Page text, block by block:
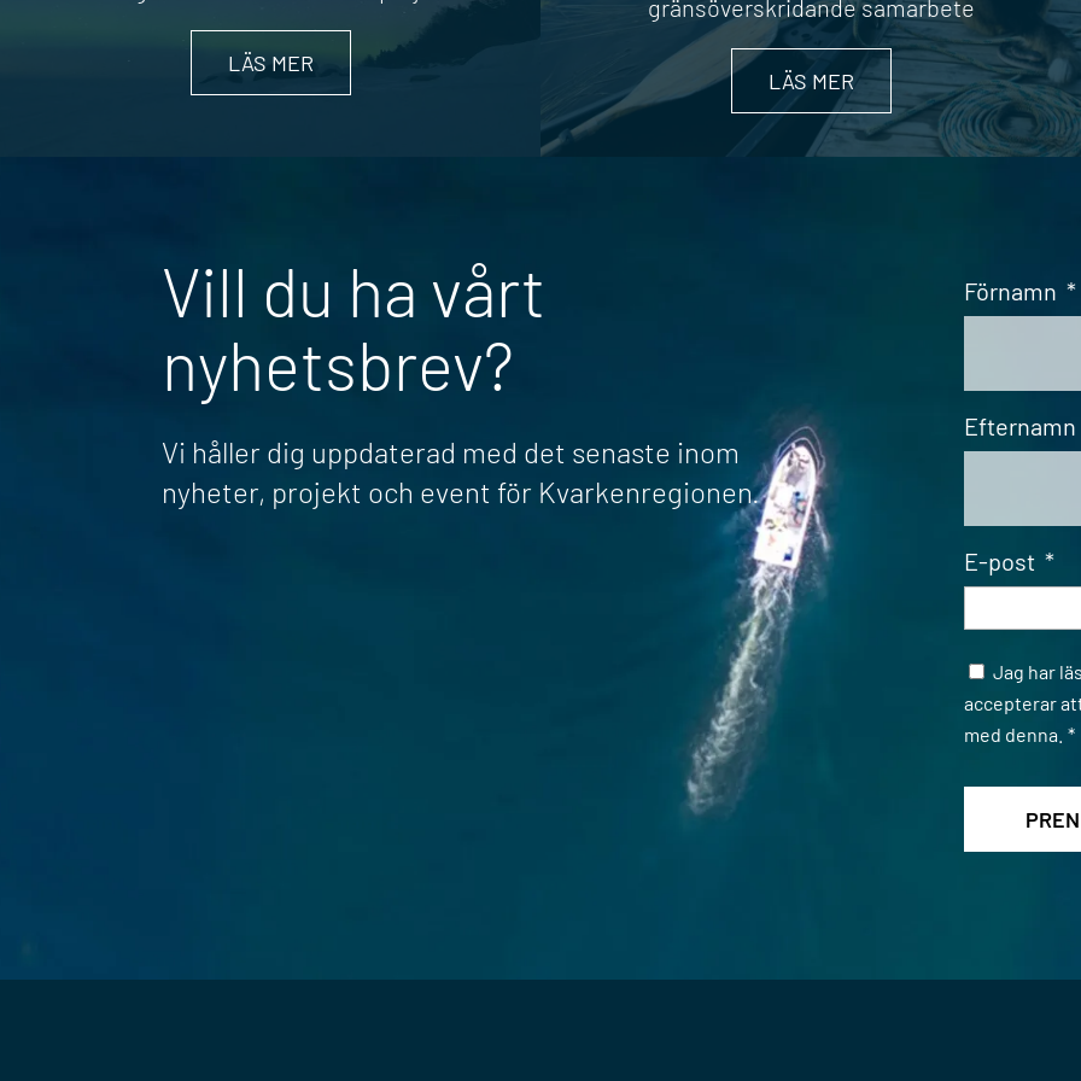
LÄS MER
gränsöverskridande samarbete
LÄS MER
Vill du ha vårt
nyhetsbrev?
Vi håller dig uppdaterad med det senaste inom
nyheter, projekt och event för Kvarkenregionen.
Förnamn *
Efternamn
E-post *
Samtycke
Jag har
accepterar
med denna. *